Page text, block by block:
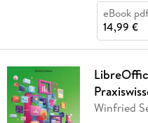
eBook
14,99 €
Winfried